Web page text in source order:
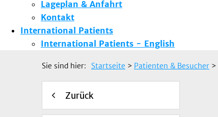
Lageplan & Anfahrt
Kontakt
International Patients
International Patients - English
Sie sind hier: Startseite > Patienten & Besucher >
Zurück